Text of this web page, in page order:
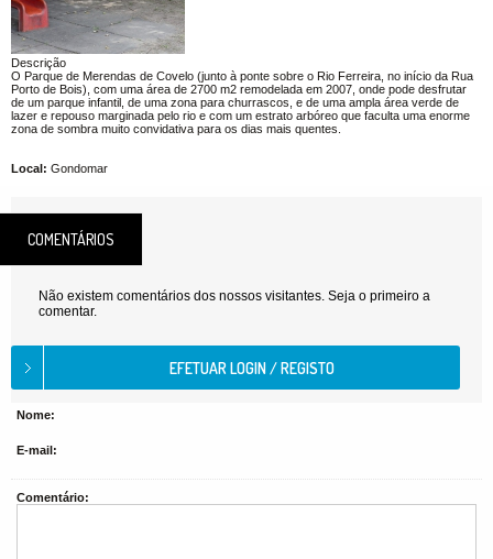
Descrição
O Parque de Merendas de Covelo (junto à ponte sobre o Rio Ferreira, no início da Rua
Porto de Bois), com uma área de 2700 m2 remodelada em 2007, onde pode desfrutar
de um parque infantil, de uma zona para churrascos, e de uma ampla área verde de
lazer e repouso marginada pelo rio e com um estrato arbóreo que faculta uma enorme
zona de sombra muito convidativa para os dias mais quentes.
Local: Gondomar
COMENTÁRIOS
Não existem comentários dos nossos visitantes. Seja o primeiro a
comentar.
Nome:
E-mail:
Comentário: